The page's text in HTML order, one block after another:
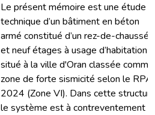
Le présent mémoire est une étude
technique d’un bâtiment en béton
armé constitué d’un rez-de-chaussée
et neuf étages à usage d’habitation
situé à la ville d'Oran classée comme
zone de forte sismicité selon le RPA
2024 (Zone VI). Dans cette
le système est à contreventement